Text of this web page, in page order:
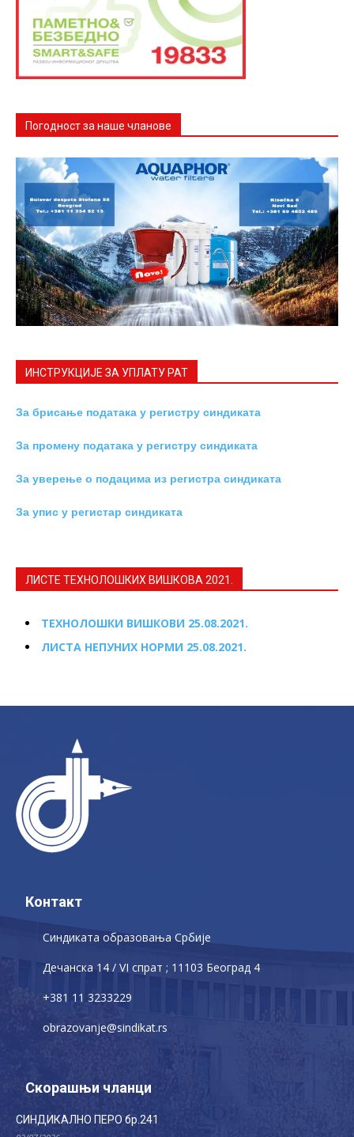
Погодност за наше чланове
ИНСТРУКЦИЈE ЗА УПЛАТУ РАТ
За брисање података у регистру синдиката
За промену података у регистру синдиката
За уверење о подацима из регистра синдиката
За упис у регистар синдиката
ЛИСТЕ ТЕХНОЛОШКИХ ВИШКОВА 2021.
ТЕХНОЛОШКИ ВИШКОВИ 25.08.2021.
ЛИСТА НЕПУНИХ НОРМИ 25.08.2021.
Контакт
Синдиката образовања Србије
Дечaнскa 14 / VI спрат ; 11103 Београд 4
+381 11 3233229
obrazovanje@sindikat.rs
Скорашњи чланци
СИНДИКАЛНО ПЕРО бр.241